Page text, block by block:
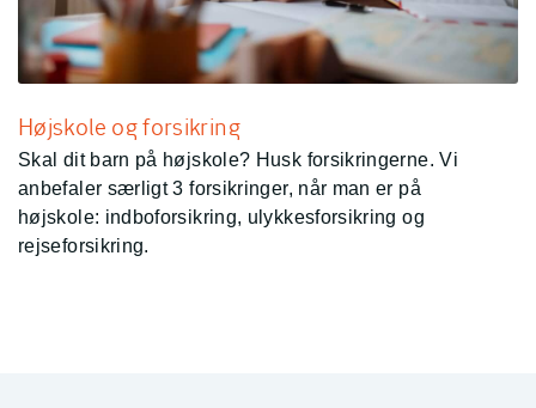
Højskole og forsikring
Skal dit barn på højskole? Husk forsikringerne. Vi
anbefaler særligt 3 forsikringer, når man er på
højskole: indboforsikring, ulykkesforsikring og
rejseforsikring.